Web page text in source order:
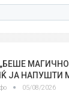
„БЕШЕ
ЈА НАПУШТИ
05/08/2026